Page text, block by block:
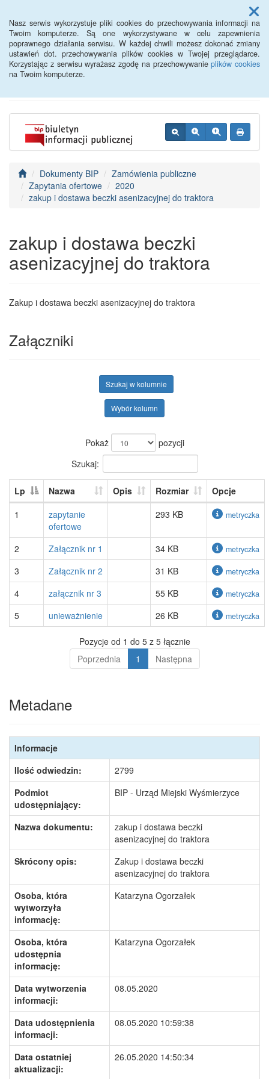
Nasz serwis wykorzystuje pliki cookies do przechowywania informacji na
Twoim komputerze. Są one wykorzystywane w celu zapewnienia
poprawnego działania serwisu. W każdej chwili możesz dokonać zmiany
ustawień dot. przechowywania plików cookies w Twojej przeglądarce.
Korzystając z serwisu wyrażasz zgodę na przechowywanieplików cookies
na Twoim komputerze.
Menu
BIP - Urząd Miejski
Wyśmierzyce
Dokumenty BIP
Zamówienia publiczne
Zapytania ofertowe
2020
zakup i dostawa beczki asenizacyjnej do traktora
zakup i dostawa beczki
asenizacyjnej do traktora
Zakup i dostawa beczki asenizacyjnej do traktora
Załączniki
Szukaj w kolumnie
Wybór kolumn
Pokaż
pozycji
Szukaj:
Lp Nazwa Opis Rozmiar
Opcje
1
zapytanie
ofertowe
293 KB metryczka
2 Załącznik nr 1 34 KB metryczka
3 Załącznik nr 2 31 KB metryczka
4 załącznik nr 3 55 KB metryczka
5 unieważnienie 26 KB metryczka
Pozycje od 1 do 5 z 5 łącznie
Poprzednia
1 Następna
Metadane
Informacje
Ilość odwiedzin:
2799
Podmiot
udostępniający:
BIP - Urząd Miejski Wyśmierzyce
Nazwa dokumentu:
zakup i dostawa beczki
asenizacyjnej do traktora
Skrócony opis:
Zakup i dostawa beczki
asenizacyjnej do traktora
Osoba, która
wytworzyła
informację:
Katarzyna Ogorzałek
Osoba, która
udostępnia
informację:
Katarzyna Ogorzałek
Data wytworzenia
informacji:
08.05.2020
Data udostępnienia
informacji:
08.05.2020 10:59:38
Data ostatniej
aktualizacji:
26.05.2020 14:50:34